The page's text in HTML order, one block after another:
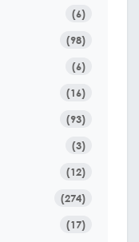
(6)
(98)
(6)
(16)
(93)
(3)
(12)
(274)
(17)